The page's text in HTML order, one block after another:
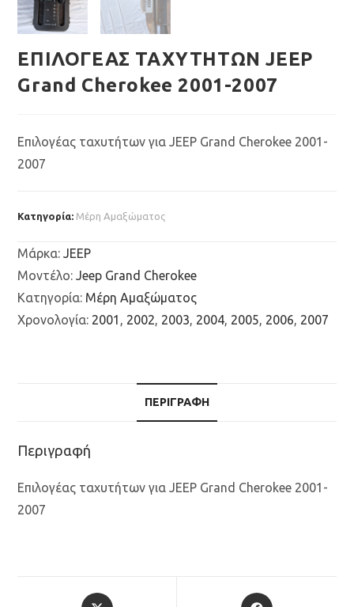
ΕΠΙΛΟΓΕΑΣ ΤΑΧΥΤΗΤΩΝ JEEP
Grand Cherokee 2001-2007
Επιλογέας ταχυτήτων για JEEP Grand Cherokee 2001-
2007
Κατηγορία: Μέρη Αμαξώματος
Μάρκα:JEEP
Μοντέλο:Jeep Grand Cherokee
Κατηγορία: Μέρη Αμαξώματος
Χρονολογία: 2001 , 2002, 2003, 2004, 2005, 2006, 2007
ΠΕΡΙΓΡΑΦΉ
Περιγραφή
Επιλογέας ταχυτήτων για JEEP Grand Cherokee 2001-
2007
Opens
Opens